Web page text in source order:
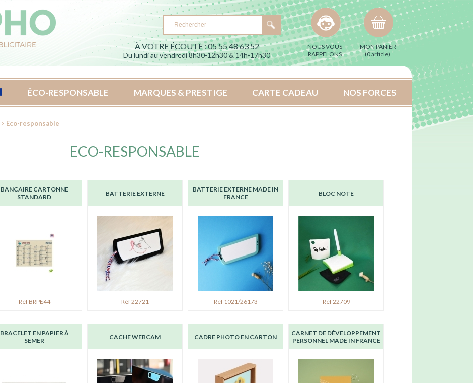
À VOTRE ÉCOUTE : 05 55 48 63 52
Du lundi au vendredi 8h30-12h30 & 14h-17h30
NOUS VOUS
RAPPELONS
MON PANIER
(0 article)
ÉCO-RESPONSABLE MARQUES & PRESTIGE CARTE CADEAU NOS FORCES
> Eco-responsable
ECO-RESPONSABLE
BANCAIRE CARTONNE
STANDARD
Réf BRPE44
BATTERIE EXTERNE
Réf 22721
BATTERIE EXTERNE MADE IN
FRANCE
Réf 1021/26173
BLOC NOTE
Réf 22709
BRACELET EN PAPIER À
SEMER
CACHE WEBCAM CADRE PHOTO EN CARTON
CARNET DE DÉVELOPPEMENT
PERSONNEL MADE IN FRANCE